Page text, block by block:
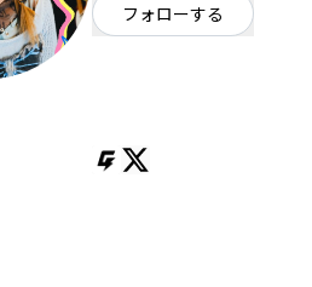
フォローする